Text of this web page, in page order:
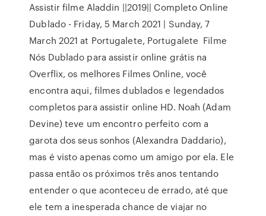
Assistir filme Aladdin ||2019|| Completo Online
Dublado - Friday, 5 March 2021 | Sunday, 7
March 2021 at Portugalete, Portugalete Filme
Nós Dublado para assistir online grátis na
Overflix, os melhores Filmes Online, você
encontra aqui, filmes dublados e legendados
completos para assistir online HD. Noah (Adam
Devine) teve um encontro perfeito com a
garota dos seus sonhos (Alexandra Daddario),
mas é visto apenas como um amigo por ela. Ele
passa então os próximos três anos tentando
entender o que aconteceu de errado, até que
ele tem a inesperada chance de viajar no